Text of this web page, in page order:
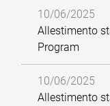
10/06/2025
Allestimento
Program
10/06/2025
Allestimento